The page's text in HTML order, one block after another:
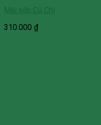
Mái xếp Củ Chi
310.000 ₫